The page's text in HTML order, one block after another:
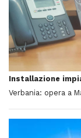
Installazione
Verbania: opera a